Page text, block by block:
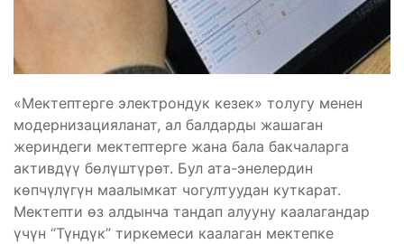
«Мектептерге электрондук кезек» толугу менен
модернизацияланат, ал балдарды жашаган
жериндеги мектептерге жана бала бакчаларга
активдүү бөлүштүрөт. Бул ата-энелердин
көпчүлүгүн маалымкат чогултуудан куткарат.
Мектепти өз алдынча тандап алууну каалагандар
үчүн “Түндүк” тиркемеси каалаган мектепке